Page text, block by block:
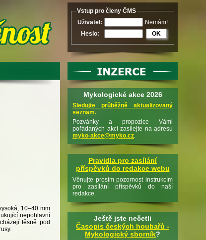
10–40 mm
nepohlavní
těsně pod
Vstup pro členy ČMS
Uživatel:
Nemám!
Heslo:
OK
Mykologické akce 2026
Sledujte průběžně aktualizovaný
seznam.
Pozvánky a propozice Vámi
pořádaných akcí zasílejte na adresu
myko-akce@myko.cz.
Pravidla pro zasílání
příspěvků do redakce webu
Věnujte prosím pozornost instrukcím
pro zasílání příspěvků do naší
redakce.
Ještě jste nečetli
Časopis českých houbařů -
Mykologický sborník?